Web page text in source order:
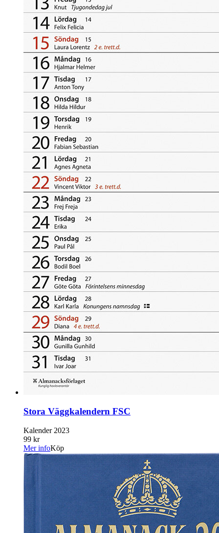
Stora Väggkalendern FSC
Kalender 2023
99 kr
Mer infoKöp